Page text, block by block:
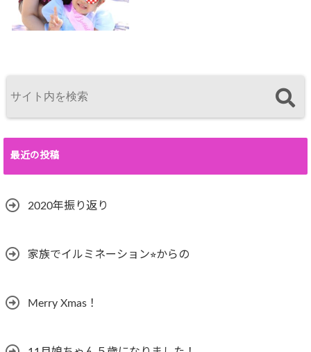
最近の投稿
2020年振り返り
家族でイルミネーション⭐︎からの
Merry Xmas！